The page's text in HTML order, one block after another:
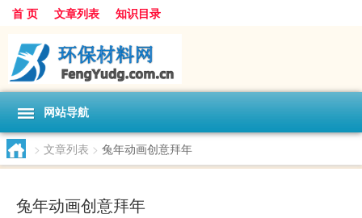
首 页 文章列表 知识目录
网站导航
> 文章列表 > 兔年动画创意拜年
兔年动画创意拜年